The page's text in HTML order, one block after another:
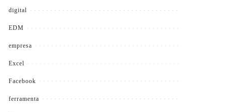
digital
EDM
empresa
Excel
Facebook
ferramenta